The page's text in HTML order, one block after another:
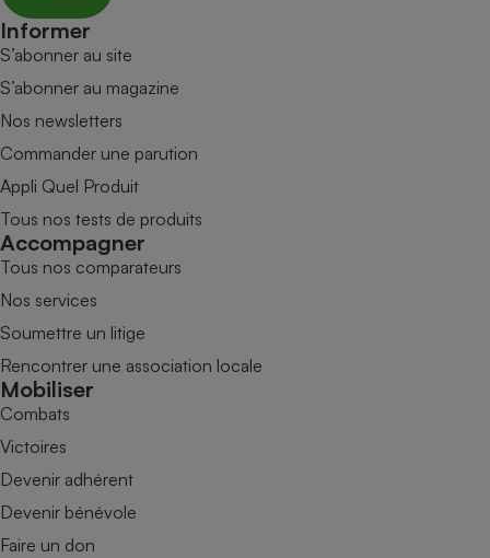
Informer
S’abonner au site
S’abonner au magazine
Nos newsletters
Commander une parution
Appli Quel Produit
Tous nos tests de produits
Accompagner
Tous nos comparateurs
Nos services
Soumettre un litige
Rencontrer une association locale
Mobiliser
Combats
Victoires
Devenir adhérent
Devenir bénévole
Faire un don